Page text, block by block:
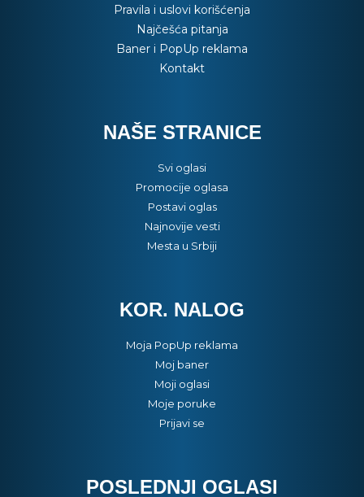
Pravila i uslovi korišćenja
Najčešća pitanja
Baner i PopUp reklama
Kontakt
NAŠE STRANICE
Svi oglasi
Promocije oglasa
Postavi oglas
Najnovije vesti
Mesta u Srbiji
KOR. NALOG
Moja PopUp reklama
Moj baner
Moji oglasi
Moje poruke
Prijavi se
POSLEDNJI OGLASI